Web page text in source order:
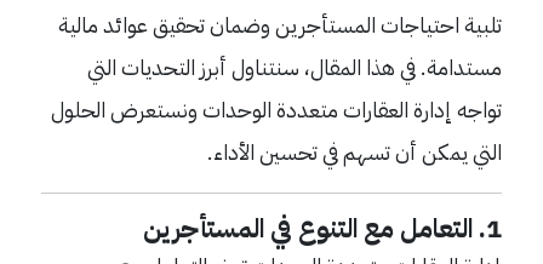
تلبية احتياجات المستأجرين وضمان تحقيق عوائد مالية
مستدامة. في هذا المقال، سنتناول أبرز التحديات التي
تواجه إدارة العقارات متعددة الوحدات ونستعرض الحلول
التي يمكن أن تسهم في تحسين الأداء.
1. التعامل مع التنوع في المستأجرين